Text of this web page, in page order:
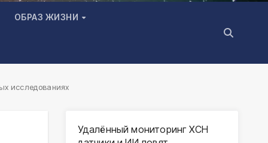
ОБРАЗ ЖИЗНИ
исследованиях
Удалённый мониторинг ХСН